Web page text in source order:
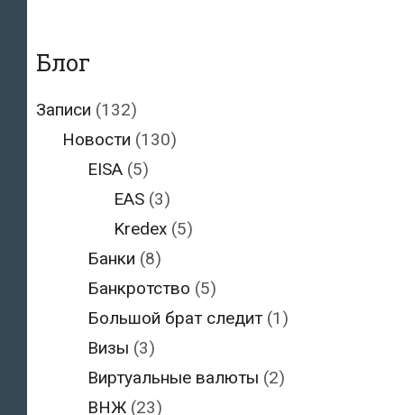
Блог
Записи (132)
Новости (130)
EISA (5)
EAS(3)
Kredex(5)
Банки (8)
Банкротство (5)
Большой брат следит (1)
Визы (3)
Виртуальные валюты (2)
ВНЖ (23)